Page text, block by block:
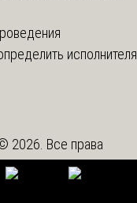
исполнителя
Все права